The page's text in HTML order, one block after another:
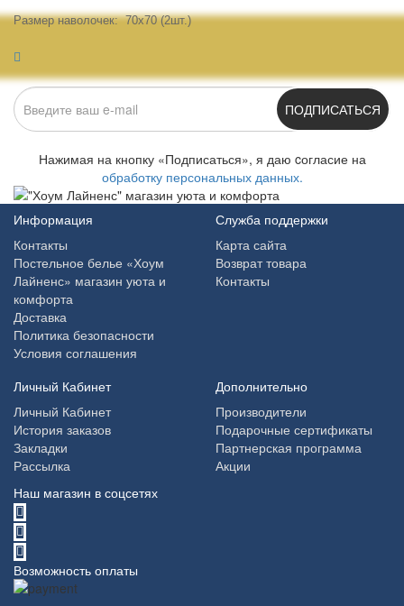
Размер наволочек: 70х70 (2шт.)
ПОДПИСАТЬСЯ
Нажимая на кнопку «Подписаться», я даю cогласие на
обработку персональных данных.
Информация
Контакты
Постельное белье «Хоум
Лайненс» магазин уюта и
комфорта
Доставка
Политика безопасности
Условия соглашения
Служба поддержки
Карта сайта
Возврат товара
Контакты
Личный Кабинет
Личный Кабинет
История заказов
Закладки
Рассылка
Дополнительно
Производители
Подарочные сертификаты
Партнерская программа
Акции
Наш магазин в соцсетях
Возможность оплаты